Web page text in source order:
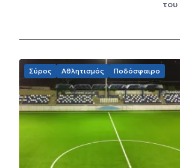
Σύρος Αθλητισμός Ποδόσφαιρο